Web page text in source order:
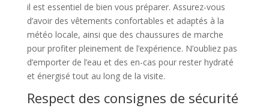
il est essentiel de bien vous préparer. Assurez-vous
d’avoir des vêtements confortables et adaptés à la
météo locale, ainsi que des chaussures de marche
pour profiter pleinement de l’expérience. N’oubliez pas
d’emporter de l’eau et des en-cas pour rester hydraté
et énergisé tout au long de la visite.
Respect des consignes de sécurité